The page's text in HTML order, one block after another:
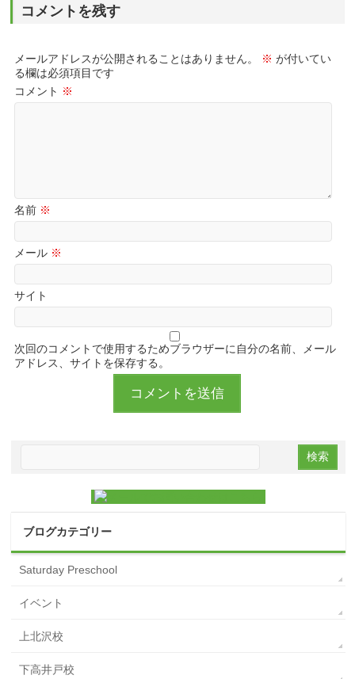
コメントを残す
メールアドレスが公開されることはありません。 ※ が付いてい
る欄は必須項目です
コメント ※
名前 ※
メール ※
サイト
次回のコメントで使用するためブラウザーに自分の名前、メール
アドレス、サイトを保存する。
ブログカテゴリー
Saturday Preschool
イベント
上北沢校
下高井戸校